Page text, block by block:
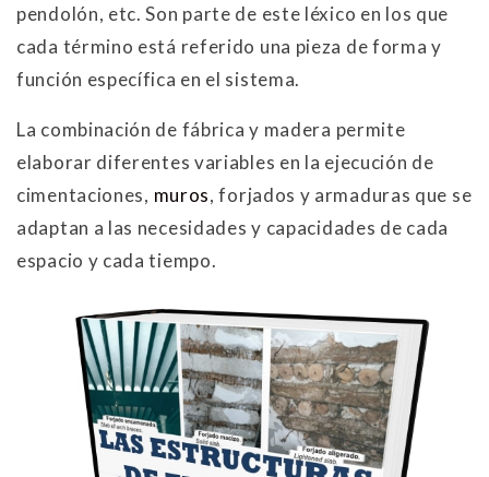
pendolón, etc. Son parte de este léxico en los que
cada término está referido una pieza de forma y
función específica en el sistema.
La combinación de fábrica y madera permite
elaborar diferentes variables en la ejecución de
cimentaciones, muros, forjados y armaduras que se
adaptan a las necesidades y capacidades de cada
espacio y cada tiempo.